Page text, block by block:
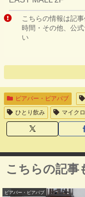
こちらの情報は記
時間・その他、公
い
ビアバー・ビアパブ
ひとり飲み
マイク
こちらの記事
ビアバー・ビアパブ